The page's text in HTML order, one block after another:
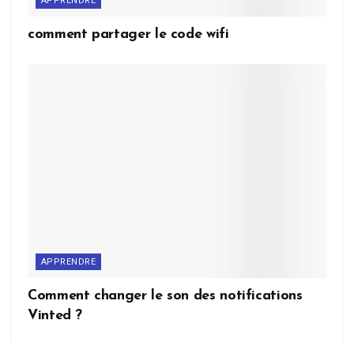
comment partager le code wifi
APPRENDRE
Comment changer le son des notifications
Vinted ?